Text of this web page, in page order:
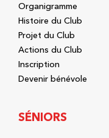
Organigramme
Histoire du Club
Projet du Club
Actions du Club
Inscription
Devenir bénévole
SÉNIORS